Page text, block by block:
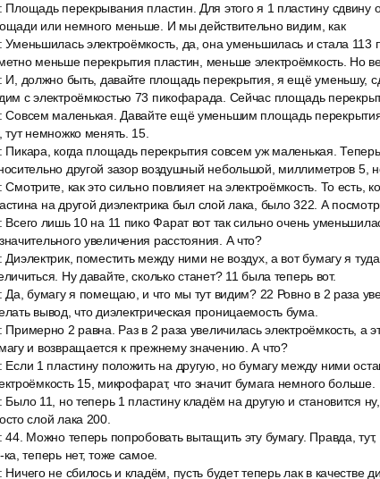
Площадь перекрывания пластин. Для этого я 1 пластину сдвину
или немного меньше. И мы действительно видим, как
Уменьшилась электроёмкость, да, она уменьшилась и стала
меньше перекрытия пластин, меньше электроёмкость. Но
И, должно быть, давайте площадь перекрытия, я ещё уменьшу,
с электроёмкостью 73 пикофарада. Сейчас площадь
:Совсем маленькая. Давайте ещё уменьшим площадь перекрытия
тут немножко менять. 15.
: Пикара, когда площадь перекрытия совсем уж маленькая.
другой зазор воздушный небольшой, миллиметров 5,
:Смотрите, как это сильно повлияет на электроёмкость. То
на другой диэлектрика был слой лака, было 322. А
Всего лишь 10 на 11 пико Фарат вот так сильно очень
увеличения расстояния. А что?
Диэлектрик, поместить между ними не воздух, а вот бумагу я
Ну давайте, сколько станет? 11 была теперь вот.
Да, бумагу я помещаю, и что мы тут видим? 22 Ровно в 2 раза
вывод, что диэлектрическая проницаемость бума.
: Примерно 2 равна. Раз в 2 раза увеличилась электроёмкость, а
и возвращается к прежнему значению. А что?
Если 1 пластину положить на другую, но бумагу между ними
15, микрофарат, что значит бумага немного больше.
Было 11, но теперь 1 пластину кладём на другую и становится
слой лака 200.
44. Можно теперь попробовать вытащить эту бумагу. Правда,
ка, теперь нет, тоже самое.
: Ничего не сбилось и кладём, пусть будет теперь лак в качестве